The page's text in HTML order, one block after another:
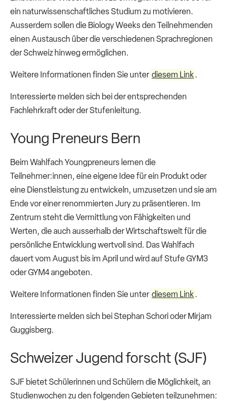
ein naturwissenschaftliches Studium zu motivieren.
Ausserdem sollen die Biology Weeks den Teilnehmenden
einen Austausch über die verschiedenen Sprachregionen
der Schweiz hinweg ermöglichen.
Weitere Informationen finden Sie unter diesem Link.
Interessierte melden sich bei der entsprechenden
Fachlehrkraft oder der Stufenleitung.
Young Preneurs Bern
Beim Wahlfach Youngpreneurs lernen die
Teilnehmer:innen, eine eigene Idee für ein Produkt oder
eine Dienstleistung zu entwickeln, umzusetzen und sie am
Ende vor einer renommierten Jury zu präsentieren. Im
Zentrum steht die Vermittlung von Fähigkeiten und
Werten, die auch ausserhalb der Wirtschaftswelt für die
persönliche Entwicklung wertvoll sind. Das Wahlfach
dauert vom August bis im April und wird auf Stufe GYM3
oder GYM4 angeboten.
Weitere Informationen finden Sie unter diesem Link.
Interessierte melden sich bei Stephan Schori oder Mirjam
Guggisberg.
Schweizer Jugend forscht (SJF)
SJF bietet Schülerinnen und Schülern die Möglichkeit, an
Studienwochen zu den folgenden Gebieten teilzunehmen: